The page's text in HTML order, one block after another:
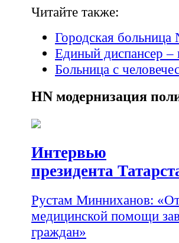
Читайте также:
Городская
Единый диспансер –
Больница с
HN модернизация
Интервью
президента
Рустам Минниханов:
медицинской помощи
граждан»